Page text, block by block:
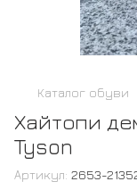
Каталог обуви
Хайтопи
Tyson
Артикул: 2653-